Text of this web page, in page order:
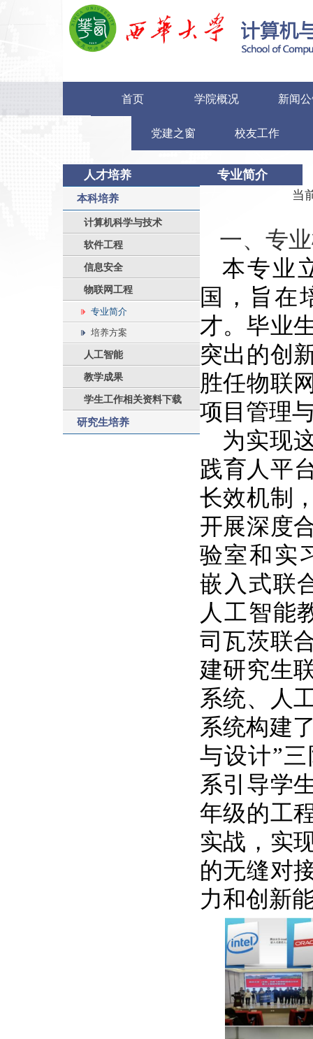
首页 学院概况 新闻
党建之窗 校友工作
人才培养
本科培养
计算机科学与技术
软件工程
信息安全
物联网工程
专业简介
培养方案
人工智能
教学成果
学生工作相关资料下载
研究生培养
专业简介
当
一、专
本专业
国，旨在
才。毕业
突出的创
胜任物联
项目管理
为实现
践育人平
长效机制
开展深度
验室和实
嵌入式联
人工智能
司瓦茨联
建研究生
系统、人
系统构建
与设计”
系引导学
年级的工
实战，实
的无缝对
力和创新